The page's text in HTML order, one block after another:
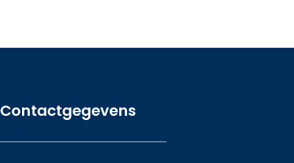
Contactgegevens